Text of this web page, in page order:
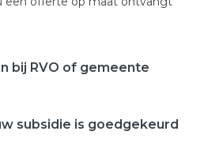
bij RVO of gemeente
subsidie is goedgekeurd